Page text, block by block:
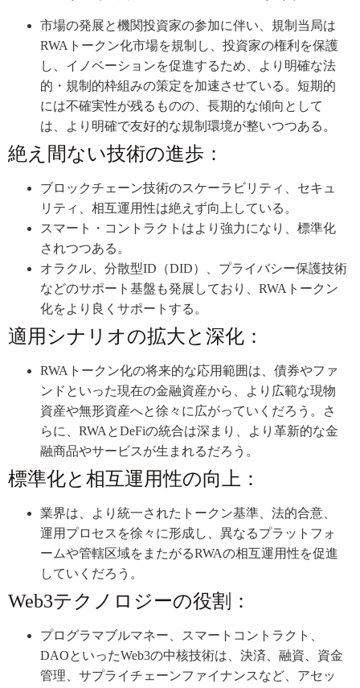
市場の発展と機関投資家の参加に伴い、規制当局は
RWAトークン化市場を規制し、投資家の権利を保護
し、イノベーションを促進するため、より明確な法
的・規制的枠組みの策定を加速させている。短期的
には不確実性が残るものの、長期的な傾向として
は、より明確で友好的な規制環境が整いつつある。
絶え間ない技術の進歩：
ブロックチェーン技術のスケーラビリティ、セキュ
リティ、相互運用性は絶えず向上している。
スマート・コントラクトはより強力になり、標準化
されつつある。
オラクル、分散型ID（DID）、プライバシー保護技術
などのサポート基盤も発展しており、RWAトークン
化をより良くサポートする。
適用シナリオの拡大と深化：
RWAトークン化の将来的な応用範囲は、債券やファ
ンドといった現在の金融資産から、より広範な現物
資産や無形資産へと徐々に広がっていくだろう。さ
らに、RWAとDeFiの統合は深まり、より革新的な金
融商品やサービスが生まれるだろう。
標準化と相互運用性の向上：
業界は、より統一されたトークン基準、法的合意、
運用プロセスを徐々に形成し、異なるプラットフォ
ームや管轄区域をまたがるRWAの相互運用性を促進
していくだろう。
Web3テクノロジーの役割：
プログラマブルマネー、スマートコントラクト、
DAOといったWeb3の中核技術は、決済、融資、資金
管理、サプライチェーンファイナンスなど、アセッ